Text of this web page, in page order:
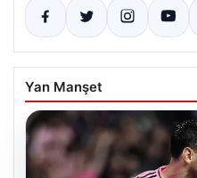
Yan Manşet